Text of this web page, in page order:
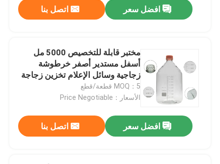
افضل سعر اتصل بنا
مختبر قابلة للتخصيص 5000 مل
أسفل مستدير أصفر خرطوشة
زجاجية وسائل الإعلام تخزين زجاجة
المفاعل
MOQ：5 قطعة/قطع
الأسعار：Price Negotiable
افضل سعر اتصل بنا